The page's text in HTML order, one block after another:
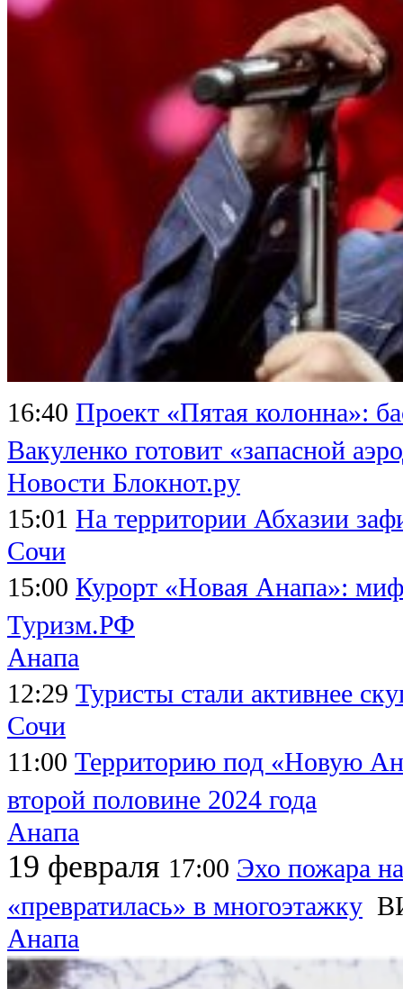
16:40 Проект «Пятая колонна»:
Вакуленко готовит «запасной
Новости Блокнот.ру
15:01 На территории Абхазии
Сочи
15:00 Курорт «Новая Анапа»:
Туризм.РФ
Анапа
12:29 Туристы стали активнее
Сочи
11:00 Территорию под «Новую
второй половине 2024 года
Анапа
19 февраля 17:00 Эхо пожара
«превратилась» в многоэтажку
Анапа